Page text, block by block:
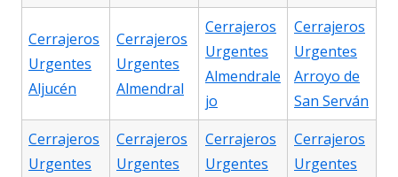
Cerrajeros
Urgentes
Aljucén
Cerrajeros
Urgentes
Almendral
Cerrajeros
Urgentes
Almendrale
jo
Cerrajeros
Urgentes
Arroyo de
San Serván
Cerrajeros
Urgentes
Cerrajeros
Urgentes
Cerrajeros
Urgentes
Cerrajeros
Urgentes